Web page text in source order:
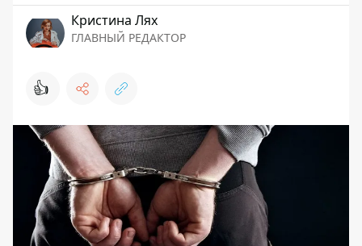
Кристина Лях
ГЛАВНЫЙ РЕДАКТОР
👍